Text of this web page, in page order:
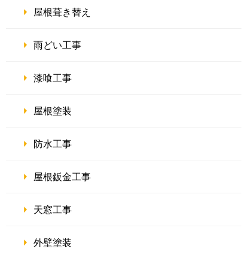
屋根葺き替え
雨どい工事
漆喰工事
屋根塗装
防水工事
屋根鈑金工事
天窓工事
外壁塗装